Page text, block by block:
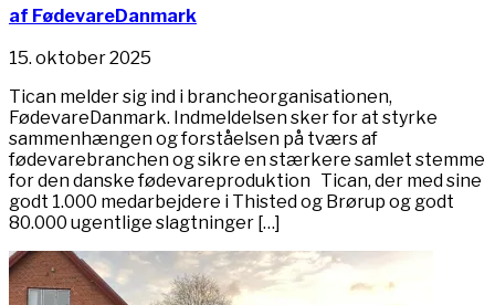
af FødevareDanmark
15. oktober 2025
Tican melder sig ind i brancheorganisationen,
FødevareDanmark. Indmeldelsen sker for at styrke
sammenhængen og forståelsen på tværs af
fødevarebranchen og sikre en stærkere samlet stemme
for den danske fødevareproduktion Tican, der med sine
godt 1.000 medarbejdere i Thisted og Brørup og godt
80.000 ugentlige slagtninger […]